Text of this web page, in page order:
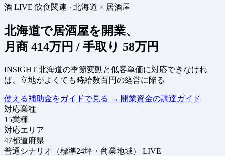
酒 LIVE 飲食関連 · 北海道 × 居酒屋
北海道で居酒屋を開業、
月商 414万円 / 手取り 58万円
INSIGHT 北海道の季節変動と低客単価に対応できなけれ
ば、立地がよくても時給数百円の経営に陥る
使える補助金をガイドで見る → 開業資金の調達ガイド
対応業種
15業種
対応エリア
47都道府県
普通シナリオ（標準24坪・商業地域）
LIVE